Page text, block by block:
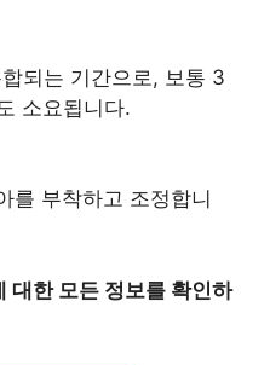
되는 기간으로, 보통 3
소요됩니다.
를 부착하고 조정합니
대한 모든 정보를 확인하